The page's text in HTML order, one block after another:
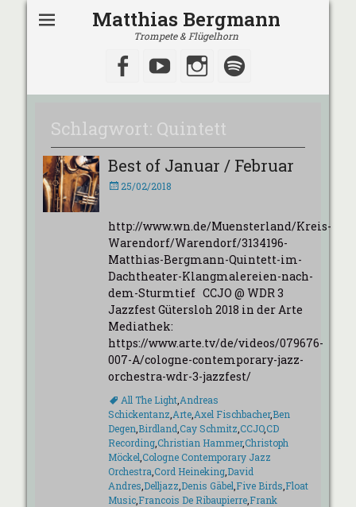
Matthias Bergmann
Trompete & Flügelhorn
Facebook
YouTubeInstagram
Schlagwort: Quintett
Best of Januar / Februar
Veröffentlicht
25/02/2018
http://www.wn.de/Muensterland/Kreis-
Warendorf/Warendorf/3134196-
Matthias-Bergmann-Quintett-im-
Dachtheater-Klangmalereien-nach-
dem-Sturmtief CCJO @ WDR 3
Jazzfest Gütersloh 2018 in der Arte
Mediathek:
https://www.arte.tv/de/videos/079676-
007-A/cologne-contemporary-jazz-
orchestra-wdr-3-jazzfest/
Schlagworte
All The Light, Andreas
Schickentanz Arte, Axel Fischbacher,Ben
Degen Birdland Cay Schmitz CCJO,CD
Recording,Christian Hammer,Christoph
Möckel Cologne Contemporary Jazz
Orchestra Cord Heineking, David
Andres Delljazz Denis Gäbel Five Birds Float
Music, Francois De Ribaupierre, Frank